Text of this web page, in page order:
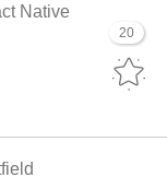
20
Native